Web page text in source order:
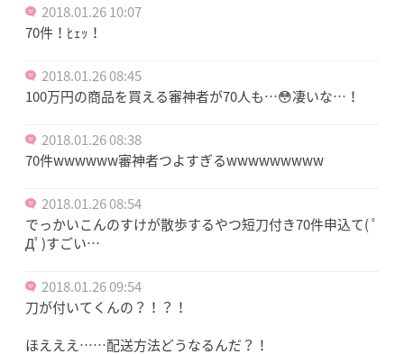
2018.01.26 10:07
70件！ﾋｪｯ！
2018.01.26 08:45
100万円の商品を買える審神者が70人も…😳凄いな…！
2018.01.26 08:38
70件wwwwww審神者つよすぎるwwwwwwwww
2018.01.26 08:54
でっかいこんのすけが散歩するやつ短刀付き70件申込て( ﾟ
Дﾟ)すごい…
2018.01.26 09:54
刀が付いてくんの？！？！
ほえええ……配送方法どうなるんだ？！